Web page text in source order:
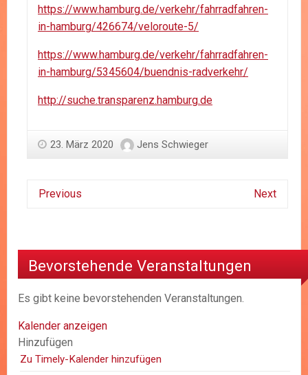
https://www.hamburg.de/verkehr/fahrradfahren-
in-hamburg/426674/veloroute-5/
https://www.hamburg.de/verkehr/fahrradfahren-
in-hamburg/5345604/buendnis-radverkehr/
http://suche.transparenz.hamburg.de
23. März 2020 Jens Schwieger
Previous Next
Bevorstehende Veranstaltungen
Es gibt keine bevorstehenden Veranstaltungen.
Kalender anzeigen
Hinzufügen
Zu Timely-Kalender hinzufügen